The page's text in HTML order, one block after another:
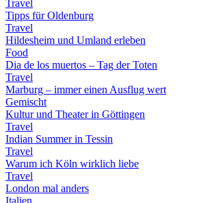
Travel
Tipps für Oldenburg
Travel
Hildesheim und Umland erleben
Food
Dia de los muertos – Tag der Toten
Travel
Marburg – immer einen Ausflug wert
Gemischt
Kultur und Theater in Göttingen
Travel
Indian Summer in Tessin
Travel
Warum ich Köln wirklich liebe
Travel
London mal anders
Italien